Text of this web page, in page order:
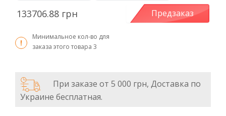
133706.88 грн Предзаказ
Минимальное кол-во для
заказа этого товара 3
При заказе от 5 000 грн, Доставка по
Украине бесплатная.